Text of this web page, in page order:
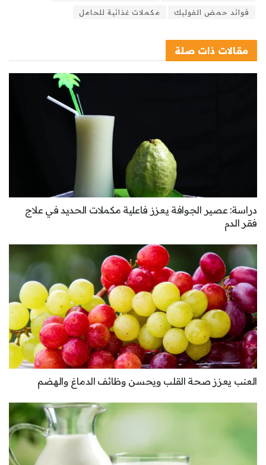
فوائد حمض الفوليك
مكملات غذائية للحامل
مقالات ذات صلة
دراسة: عصير الجوافة يعزز فاعلية مكملات الحديد في علاج
فقر الدم
العنب يعزز صحة القلب ويحسن وظائف الدماغ والهضم